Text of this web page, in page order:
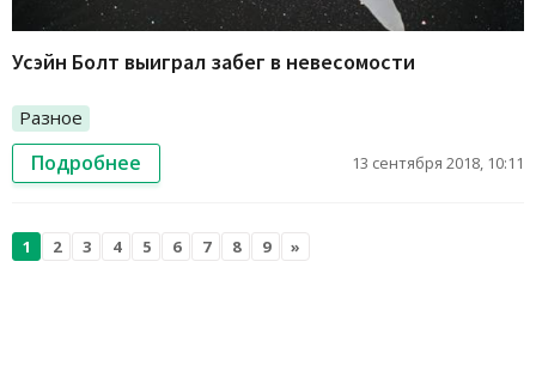
Усэйн Болт выиграл забег в невесомости
Разное
Подробнее 13 сентября 2018, 10:11
1 2 3 4 5 6 7 8 9 »